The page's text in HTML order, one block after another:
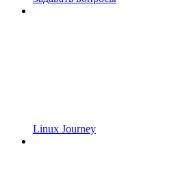
Linux Journey